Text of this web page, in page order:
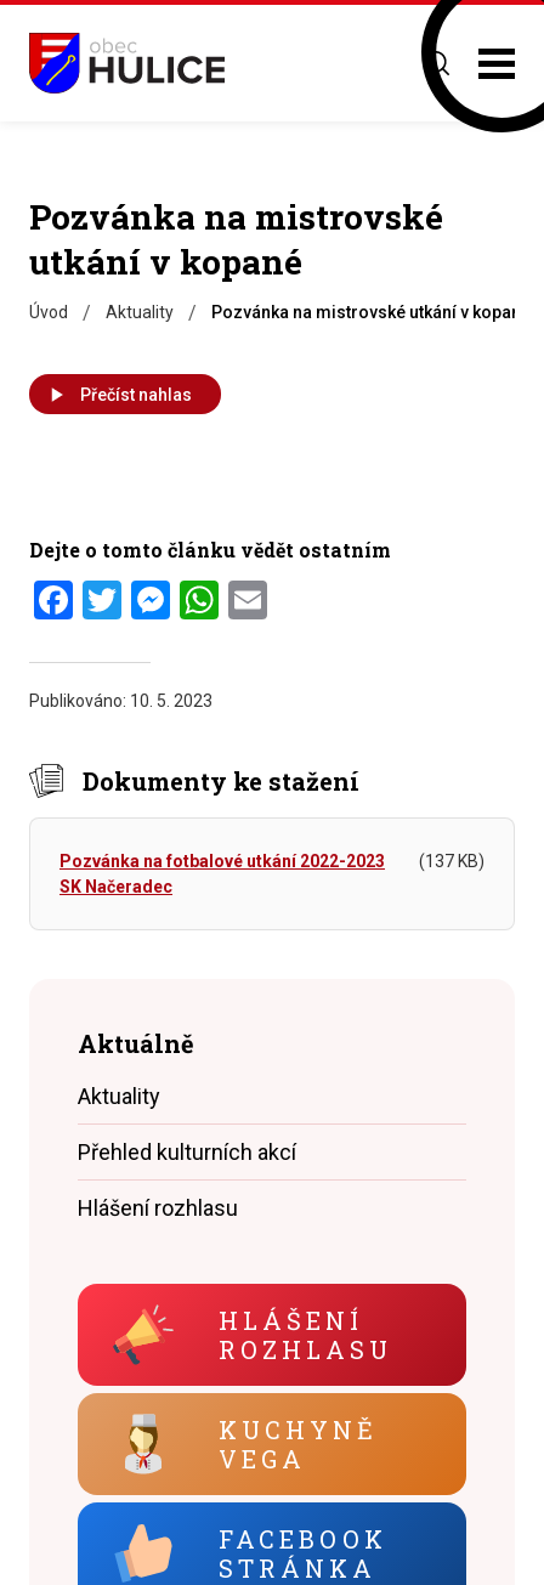
Pozvánka na mistrovské
utkání v kopané
Úvod / Aktuality / Pozvánka na mistrovské utkání v kopané
Přečíst nahlas
Dejte o tomto článku vědět ostatním
Facebook
Twitter
Messenger
WhatsApp
Publikováno: 10. 5. 2023
Dokumenty ke stažení
Pozvánka na fotbalové utkání 2022-2023
SK Načeradec
(137 KB)
Aktuálně
Aktuality
Přehled kulturních akcí
Hlášení rozhlasu
HLÁŠENÍ
ROZHLASU
KUCHYNĚ
VEGA
FACEBOOK
STRÁNKA